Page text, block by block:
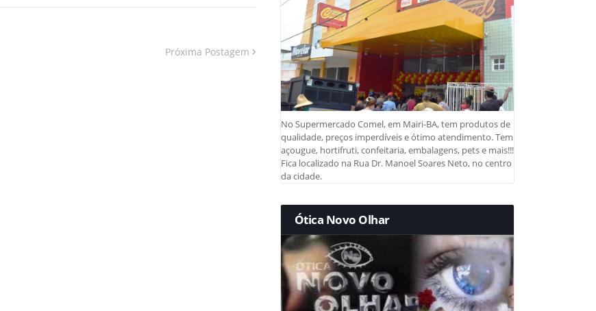
Próxima Postagem
No Supermercado Comel, em Mairi-BA, tem produtos de
qualidade, preços imperdíveis e ótimo atendimento. Tem
açougue, hortifruti, confeitaria, embalagens, pets e mais!!!
Fica localizado na Rua Dr. Manoel Soares Neto, no centro
da cidade.
Ótica Novo Olhar